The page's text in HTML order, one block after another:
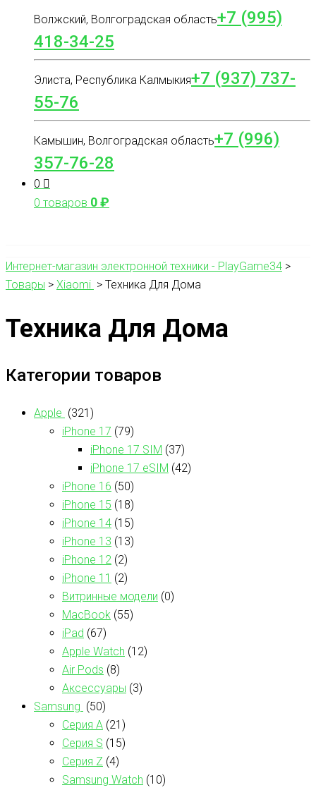
Волжский, Волгоградская область+7 (995)
418-34-25
Элиста, Республика Калмыкия+7 (937) 737-
55-76
Камышин, Волгоградская область+7 (996)
357-76-28
0
0 товаров 0₽
Интернет-магазин электронной техники - PlayGame34 >
Товары > Xiaomi > Техника Для Дома
Техника Для Дома
Категории товаров
Apple (321)
iPhone 17 (79)
iPhone 17 SIM (37)
iPhone 17 eSIM (42)
iPhone 16 (50)
iPhone 15 (18)
iPhone 14 (15)
iPhone 13 (13)
iPhone 12 (2)
iPhone 11 (2)
Витринные модели (0)
MacBook (55)
iPad (67)
Apple Watch (12)
Air Pods (8)
Аксессуары (3)
Samsung (50)
Серия А (21)
Серия S (15)
Серия Z (4)
Samsung Watch (10)